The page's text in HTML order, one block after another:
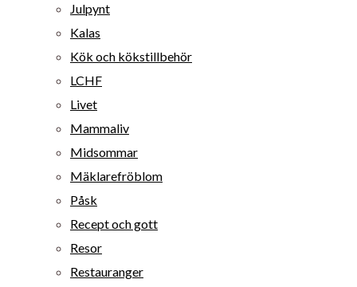
Julpynt
Kalas
Kök och kökstillbehör
LCHF
Livet
Mammaliv
Midsommar
Mäklarefröblom
Påsk
Recept och gott
Resor
Restauranger